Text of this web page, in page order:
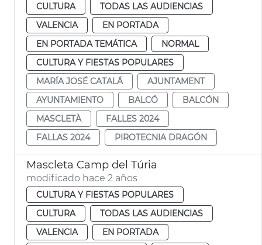
CULTURA
TODAS LAS AUDIENCIAS
VALENCIA
EN PORTADA
EN PORTADA TEMÁTICA
NORMAL
CULTURA Y FIESTAS POPULARES
MARÍA JOSÉ CATALÁ
AJUNTAMENT
AYUNTAMIENTO
BALCÓ
BALCÓN
MASCLETÀ
FALLES 2024
FALLAS 2024
PIROTECNIA DRAGÓN
Mascleta Camp del Túria
modificado hace 2 años
CULTURA Y FIESTAS POPULARES
CULTURA
TODAS LAS AUDIENCIAS
VALENCIA
EN PORTADA